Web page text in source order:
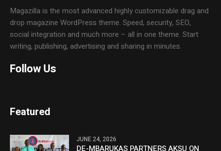
Magazilla is the most advanced highly customizable drag and
drop magazine WordPress theme. Speed, security, SEO,
social integration and much more – all in one theme. Start
writing, publishing, advertising and sharing in minutes.
Follow Us
Featured
JUNE 24, 2026
DE-MBARUKAS PARTNERS AKSU ON